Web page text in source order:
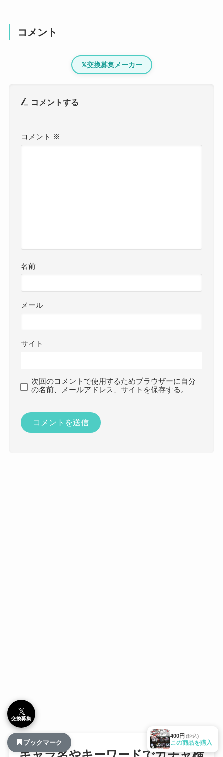
コメント
𝕏交換募集メーカー
コメントする
コメント ※
名前
メール
サイト
次回のコメントで使用するためブラウザーに自分
の名前、メールアドレス、サイトを保存する。
400円 (税込)
この商品を購入
キャラ名やキーワードでガチャ検
𝕏
交換募集
ブックマーク